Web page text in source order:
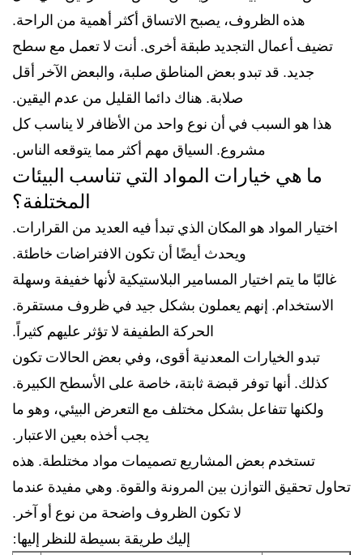
هذه الظروف، يصبح الاتساق أكثر أهمية من الراحة.
تضيف أعمال التجديد طبقة أخرى. أنت لا تعمل مع سطح
جديد. قد تبدو بعض المناطق صلبة، والبعض الآخر أقل
صلابة. هناك دائما القليل من عدم اليقين.
هذا هو السبب في أن نوع واحد من الأظافر لا يناسب كل
مشروع. السياق مهم أكثر مما يتوقعه الناس.
ما هي خيارات المواد التي تناسب البيئات
المختلفة؟
اختيار المواد هو المكان الذي تبدأ فيه العديد من القرارات.
ويحدث أيضًا أن تكون الافتراضات خاطئة.
غالبًا ما يتم اختيار المسامير البلاستيكية لأنها خفيفة وسهلة
الاستخدام. إنهم يعملون بشكل جيد في ظروف مستقرة.
الحركة الطفيفة لا تؤثر عليهم كثيراً.
تبدو الخيارات المعدنية أقوى، وفي بعض الحالات تكون
كذلك. أنها توفر قبضة ثابتة، خاصة على الأسطح الكبيرة.
ولكنها تتفاعل بشكل مختلف مع التعرض البيئي، وهو ما
يجب أخذه بعين الاعتبار.
تستخدم بعض المشاريع تصميمات مواد مختلطة. هذه
تحاول تحقيق التوازن بين المرونة والقوة. وهي مفيدة عندما
لا تكون الظروف واضحة من نوع أو آخر.
إليك طريقة بسيطة للنظر إليها: